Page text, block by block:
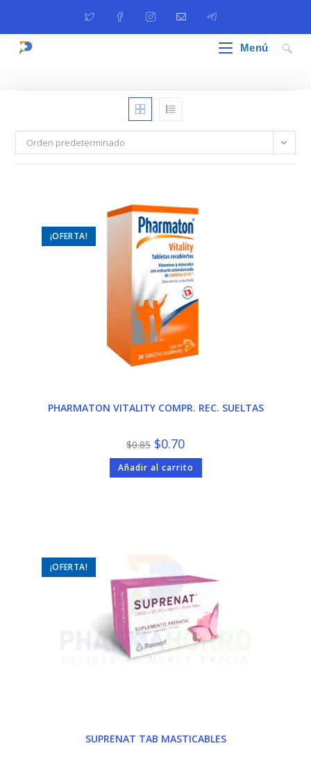
Menú
Orden predeterminado
¡OFERTA!
PHARMATON VITALITY COMPR. REC. SUELTAS
$0.85 El
precio
original
era:
$0.85.
$0.70El
precio
actual
es:
$0.70.
Añadir al carrito
¡OFERTA!
SUPRENAT TAB MASTICABLES